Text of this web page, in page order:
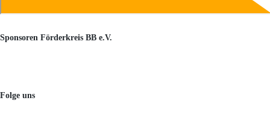
Sponsoren Förderkreis BB e.V.
Folge uns